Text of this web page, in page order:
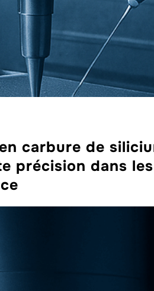
carbure de
précision dans